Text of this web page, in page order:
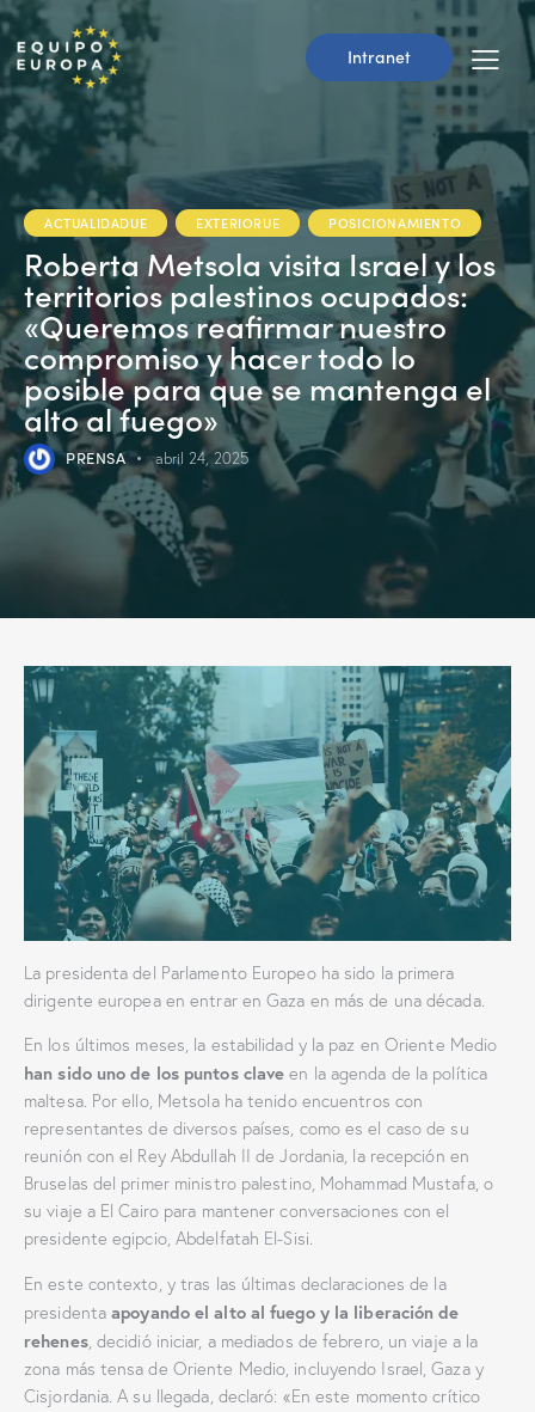
Intranet
ACTUALIDADUE EXTERIORUE POSICIONAMIENTO
Roberta Metsola visita Israel y los
territorios palestinos ocupados:
«Queremos reafirmar nuestro
compromiso y hacer todo lo
posible para que se mantenga el
alto al fuego»
PRENSA abril 24, 2025
La presidenta del Parlamento Europeo ha sido la primera
dirigente europea en entrar en Gaza en más de una década.
En los últimos meses, la estabilidad y la paz en Oriente Medio
han sido uno de los puntos clave en la agenda de la política
maltesa. Por ello, Metsola ha tenido encuentros con
representantes de diversos países, como es el caso de su
reunión con el Rey Abdullah II de Jordania, la recepción en
Bruselas del primer ministro palestino, Mohammad Mustafa, o
su viaje a El Cairo para mantener conversaciones con el
presidente egipcio, Abdelfatah El-Sisi.
En este contexto, y tras las últimas declaraciones de la
presidentaapoyando el alto al fuego y la liberación de
rehenes, decidió iniciar, a mediados de febrero, un viaje a la
zona más tensa de Oriente Medio, incluyendo Israel, Gaza y
Cisjordania. A su llegada, declaró: «En este momento crítico